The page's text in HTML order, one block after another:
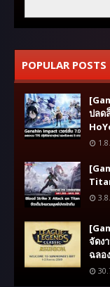
POPULAR POSTS
ปลด
จัดง
ฉลอ